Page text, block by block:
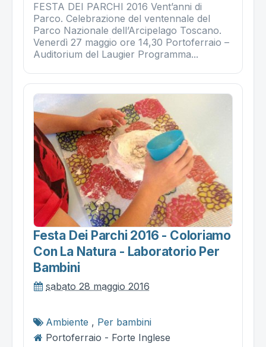
FESTA DEI PARCHI 2016 Vent’anni di
Parco. Celebrazione del ventennale del
Parco Nazionale dell’Arcipelago Toscano.
Venerdì 27 maggio ore 14,30 Portoferraio –
Auditorium del Laugier Programma...
Festa Dei Parchi 2016 - Coloriamo
Con La Natura - Laboratorio Per
Bambini
sabato 28 maggio 2016
Ambiente , Per bambini
Portoferraio - Forte Inglese